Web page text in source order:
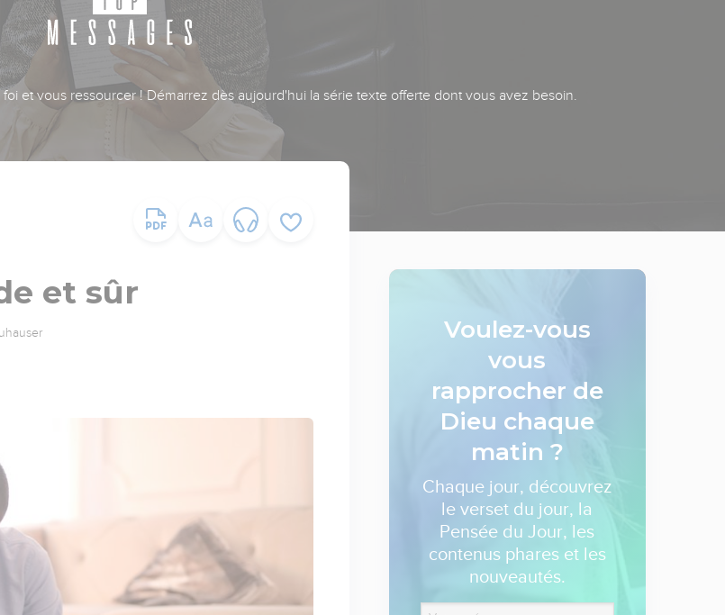
et vous ressourcer ! Démarrez dès aujourd'hui la série texte offerte dont vous avez besoin.
et sûr
Voulez-vous
vous
rapprocher de
Dieu chaque
matin ?
Chaque jour, découvrez
le verset du jour, la
Pensée du Jour, les
contenus phares et les
nouveautés.